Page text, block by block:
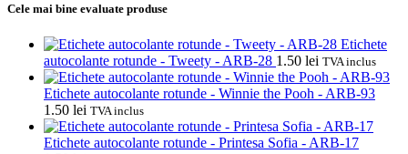
Cele mai bine evaluate produse
Etichete
autocolante rotunde - Tweety - ARB-28 1.50 lei TVA inclus
Etichete autocolante rotunde - Winnie the Pooh - ARB-93
1.50 lei TVA inclus
Etichete autocolante rotunde - Printesa Sofia - ARB-17